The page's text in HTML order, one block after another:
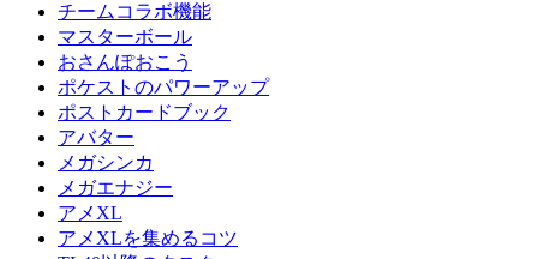
チームコラボ機能
マスターボール
おさんぽおこう
ポケストのパワーアップ
ポストカードブック
アバター
メガシンカ
メガエナジー
アメXL
アメXLを集めるコツ